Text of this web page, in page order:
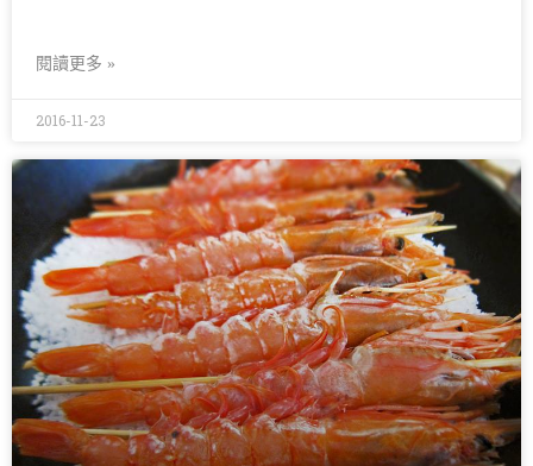
閱讀更多 »
2016-11-23